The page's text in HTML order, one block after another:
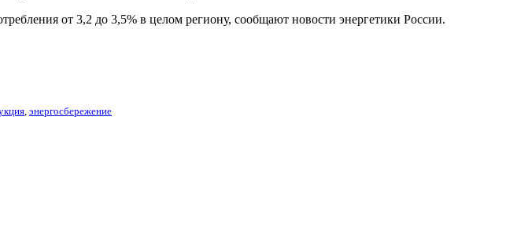
от 3,2 до 3,5% в целом региону, сообщают новости энергетики России.
энергосбережение